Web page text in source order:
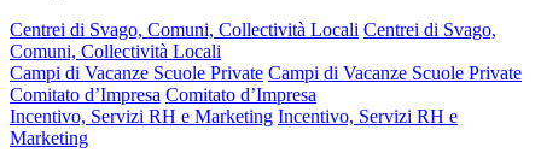
Centrei di Svago, Comuni, Collectività Locali Centrei di Svago,
Comuni, Collectività Locali
Campi di Vacanze Scuole Private Campi di Vacanze Scuole Private
Comitato d’Impresa Comitato d’Impresa
Incentivo, Servizi RH e Marketing Incentivo, Servizi RH e
Marketing